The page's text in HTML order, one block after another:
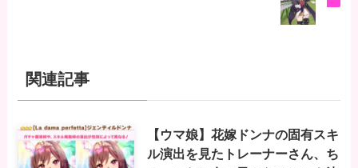
関連記事
【ウマ娘】花嫁ドンナの固有スキ
ル演出を見たトレーナーさん、ち